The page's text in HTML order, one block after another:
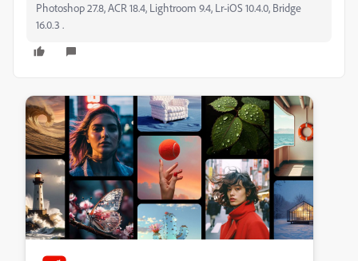
Photoshop 27.8, ACR 18.4, Lightroom 9.4, Lr-iOS 10.4.0, Bridge
16.0.3 .